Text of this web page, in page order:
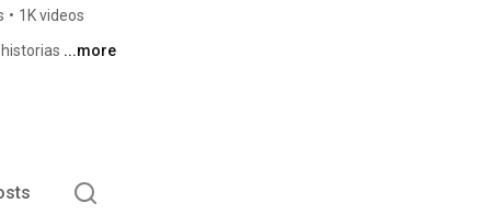
• 1K videos
historias ...more